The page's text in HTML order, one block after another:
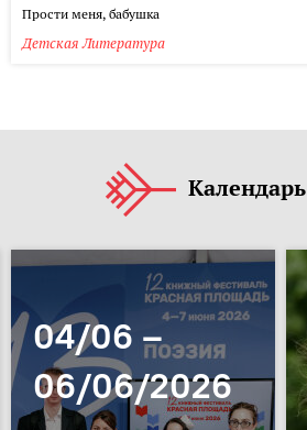
Прости меня, бабушка
Детская Литература
Календарь
04/06 –
06/06/2026